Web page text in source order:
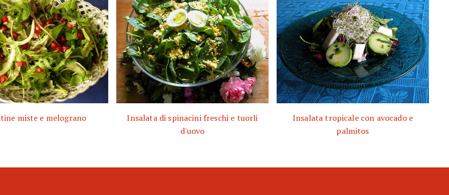
miste e melograno
Insalata di spinacini freschi e tuorli
d'uovo
Insalata tropicale con avocado e
palmitos